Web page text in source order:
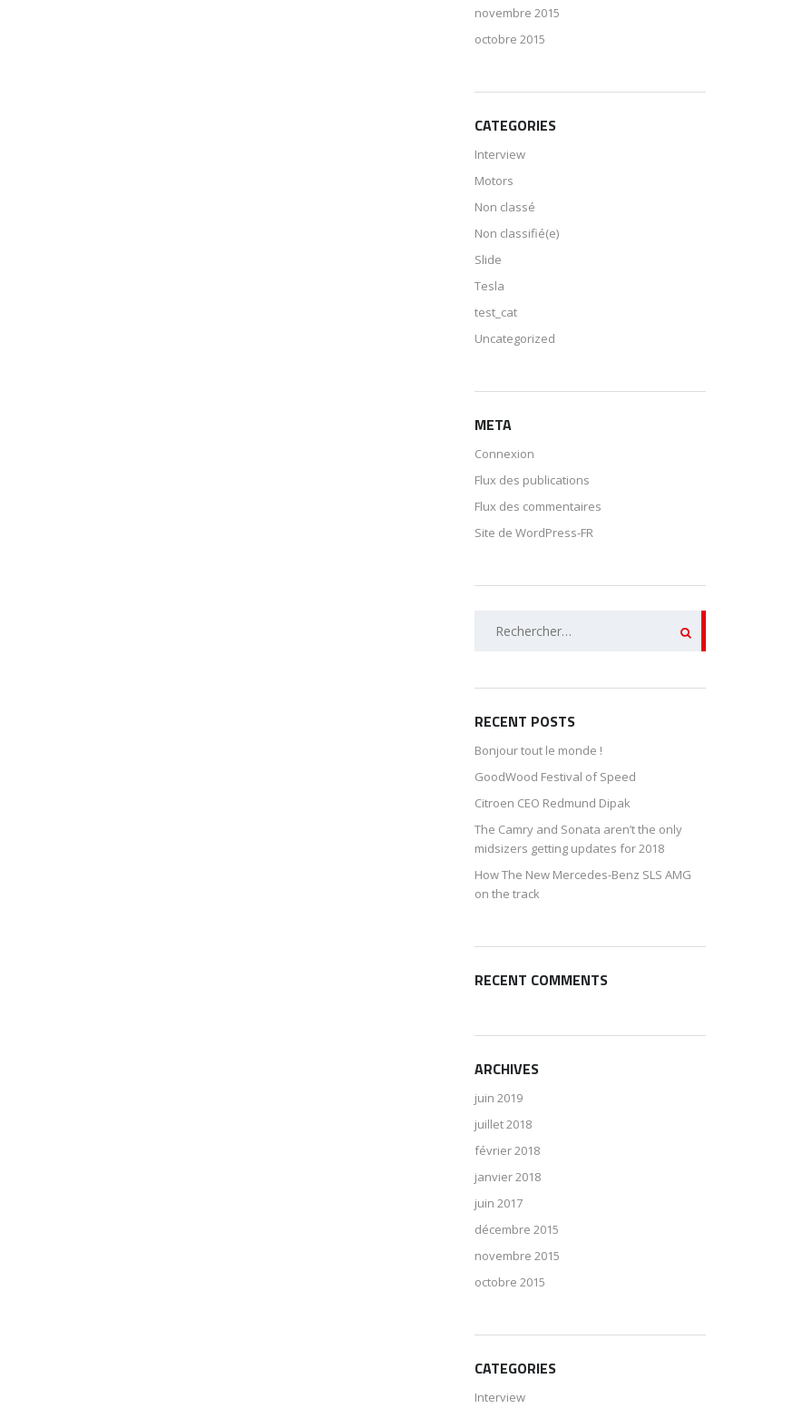
novembre 2015
octobre 2015
CATEGORIES
Interview
Motors
Non classé
Non classifié(e)
Slide
Tesla
test_cat
Uncategorized
META
Connexion
Flux des publications
Flux des commentaires
Site de WordPress-FR
RECENT POSTS
Bonjour tout le monde !
GoodWood Festival of Speed
Citroen CEO Redmund Dipak
The Camry and Sonata aren’t the only
midsizers getting updates for 2018
How The New Mercedes-Benz SLS AMG
on the track
RECENT COMMENTS
ARCHIVES
juin 2019
juillet 2018
février 2018
janvier 2018
juin 2017
décembre 2015
novembre 2015
octobre 2015
CATEGORIES
Interview